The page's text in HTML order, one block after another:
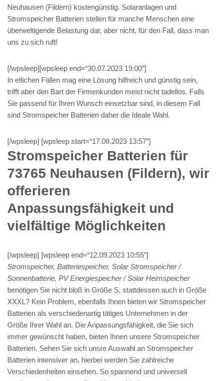
Neuhausen (Fildern) kostengünstig. Solaranlagen und
Stromspeicher Batterien stellen für manche Menschen eine
überweltigende Belastung dar, aber nicht, für den Fall, dass man
uns zu sich ruft!
[/wpsleep][wpsleep end=“30.07.2023 19:00″]
In etlichen Fällen mag eine Lösung hilfreich und günstig sein,
trifft aber den Bart der Firmenkunden meist nicht tadellos. Falls
Sie passend für Ihren Wunsch einsetzbar sind, in diesem Fall
sind Stromspeicher Batterien daher die Ideale Wahl.
[/wpsleep] [wpsleep start=“17.08.2023 13:57″]
Stromspeicher Batterien für
73765 Neuhausen (Fildern), wir
offerieren
Anpassungsfähigkeit und
vielfältige Möglichkeiten
[/wpsleep] [wpsleep end=“12.09.2023 10:55″]
Stromspeicher, Batteriespeicher, Solar Stromspeicher /
Sonnenbatterie, PV Energiespeicher / Solar Heimspeicher
benötigen Sie nicht bloß in Größe S, stattdessen auch in Größe
XXXL? Kein Problem, ebenfalls Ihnen bieten wir Stromspeicher
Batterien als verschiedenartig tätiges Unternehmen in der
Größe Ihrer Wahl an. Die Anpassungsfähigkeit, die Sie sich
immer gewünscht haben, bieten Ihnen unsere Stromspeicher
Batterien. Sehen Sie sich unsre Auswahl an Stromspeicher
Batterien intensiver an, hierbei werden Sie zahlreiche
Verschiedenheiten einsehen. So spannend und universell